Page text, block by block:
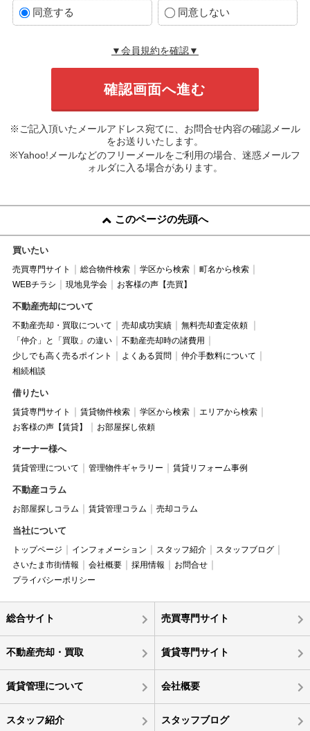
同意する 同意しない
▼会員規約を確認▼
※ご記入頂いたメールアドレス宛てに、お問合せ内容の確認メール
をお送りいたします。
※Yahoo!メールなどのフリーメールをご利用の場合、迷惑メールフ
ォルダに入る場合があります。
このページの先頭へ
買いたい
売買専門サイト 総合物件検索 学区から検索
町名から検索
WEBチラシ
現地見学会 お客様の声【売買】
不動産売却について
不動産売却・買取について 売却成功実績
無料売却査定依頼
「仲介」と「買取」の違い
不動産売却時の諸費用
少しでも高く売るポイント
よくある質問
仲介手数料について
相続相談
借りたい
賃貸専門サイト 賃貸物件検索 学区から検索
エリアから検索
お客様の声【賃貸】
お部屋探し依頼
オーナー様へ
賃貸管理について 管理物件ギャラリー 賃貸リフォーム事例
不動産コラム
お部屋探しコラム 賃貸管理コラム 売却コラム
当社について
トップページ インフォメーション スタッフ紹介
スタッフブログ
さいたま市街情報
会社概要 採用情報
お問合せ
プライバシーポリシー
総合サイト 売買専門サイト
不動産売却・買取 賃貸専門サイト
賃貸管理について 会社概要
スタッフ紹介 スタッフブログ